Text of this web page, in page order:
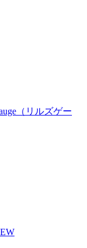
（リルズゲー